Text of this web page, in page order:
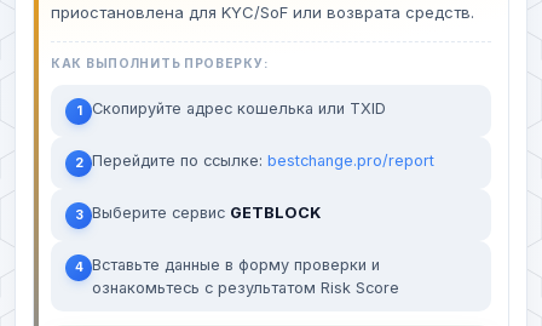
приостановлена для KYC/SoF или возврата средств.
КАК ВЫПОЛНИТЬ ПРОВЕРКУ:
1 Скопируйте адрес кошелька или TXID
2 Перейдите по ссылке: bestchange.pro/report
3 Выберите сервис GETBLOCK
4 Вставьте данные в форму проверки и
ознакомьтесь с результатом Risk Score